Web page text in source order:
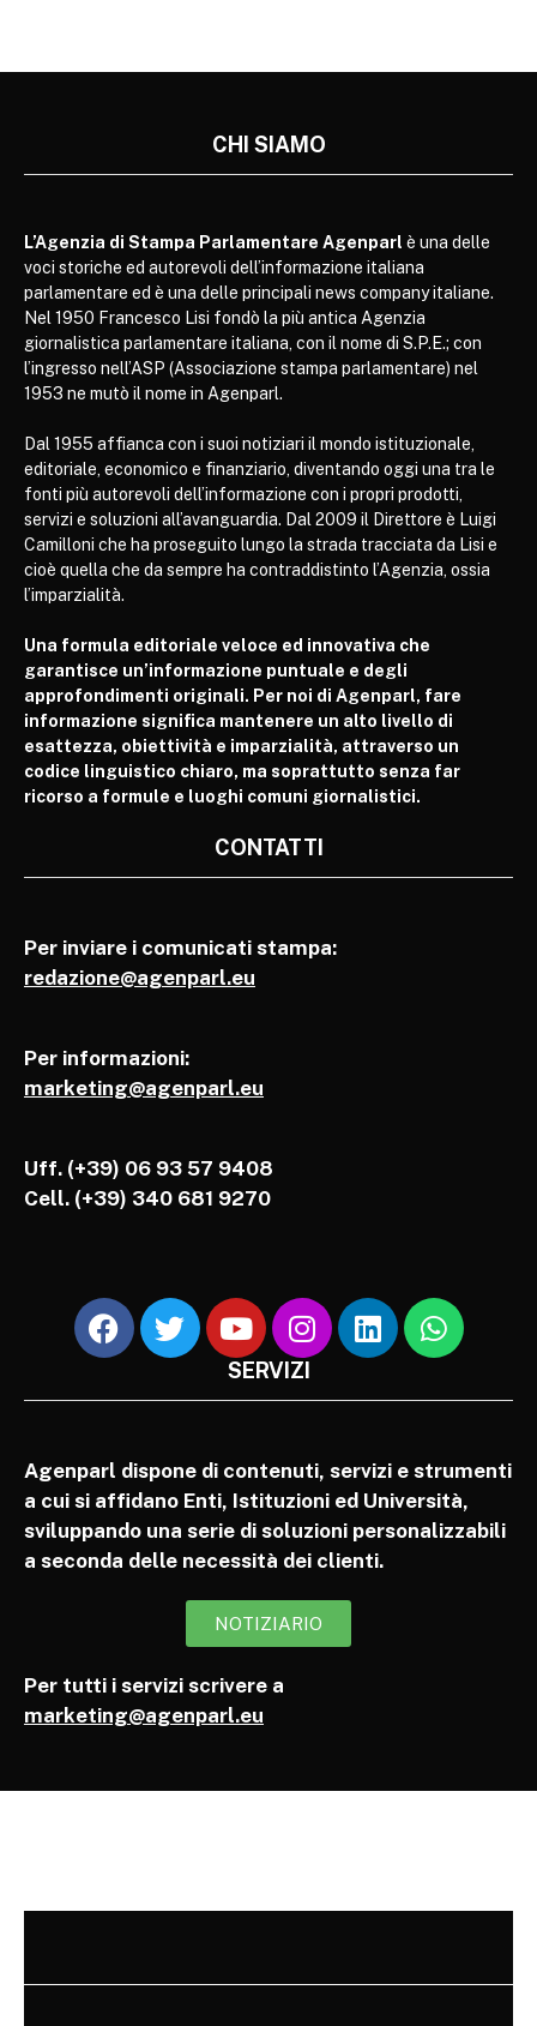
CHI SIAMO
L’Agenzia di Stampa Parlamentare Agenparl è una delle
voci storiche ed autorevoli dell’informazione italiana
parlamentare ed è una delle principali news company italiane.
Nel 1950 Francesco Lisi fondò la più antica Agenzia
giornalistica parlamentare italiana, con il nome di S.P.E.; con
l’ingresso nell’ASP (Associazione stampa parlamentare) nel
1953 ne mutò il nome in Agenparl.
Dal 1955 affianca con i suoi notiziari il mondo istituzionale,
editoriale, economico e finanziario, diventando oggi una tra le
fonti più autorevoli dell’informazione con i propri prodotti,
servizi e soluzioni all’avanguardia. Dal 2009 il Direttore è Luigi
Camilloni che ha proseguito lungo la strada tracciata da Lisi e
cioè quella che da sempre ha contraddistinto l’Agenzia, ossia
l’imparzialità.
Una formula editoriale veloce ed innovativa che
garantisce un’informazione puntuale e degli
approfondimenti originali. Per noi di Agenparl, fare
informazione significa mantenere un alto livello di
esattezza, obiettività e imparzialità, attraverso un
codice linguistico chiaro, ma soprattutto senza far
ricorso a formule e luoghi comuni giornalistici.
CONTATTI
Per inviare i comunicati stampa:
redazione@agenparl.eu
Per informazioni:
marketing@agenparl.eu
Uff. (+39) 06 93 57 9408
Cell. (+39) 340 681 9270
SERVIZI
Agenparl dispone di contenuti, servizi e strumenti
a cui si affidano Enti, Istituzioni ed Università,
sviluppando una serie di soluzioni personalizzabili
a seconda delle necessità dei clienti.
NOTIZIARIO
Per tutti i servizi scrivere a
marketing@agenparl.eu